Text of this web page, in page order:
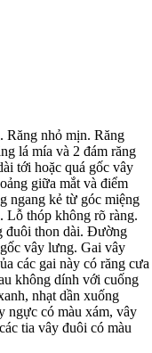
Răng nhỏ mịn. Răng
lá mía và 2 đám răng
tới hoặc quá gốc vây
giữa mắt và điểm
ngang kẻ từ góc miệng
Lỗ thóp không rõ ràng.
đuôi thon dài. Đường
vây lưng. Gai vây
các gai này có răng cưa
không dính với cuống
nhạt dần xuống
ngực có màu xám, vây
tia vây đuôi có màu